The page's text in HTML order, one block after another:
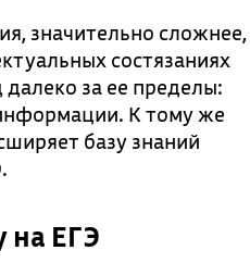
значительно сложнее,
состязаниях
за ее пределы:
К тому же
базу знаний
на ЕГЭ